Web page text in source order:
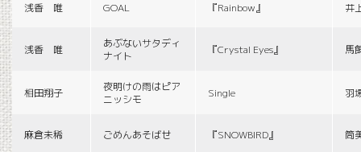
浅香 唯 GOAL 『Rainbow』 井
浅香 唯
あぶないサタディ
ナイト
『Crystal Eyes』 馬
相田翔子
夜明けの雨はピア
ニッシモ
Single 羽
麻倉未稀 ごめんあそばせ 『SNOWBIRD』 筒